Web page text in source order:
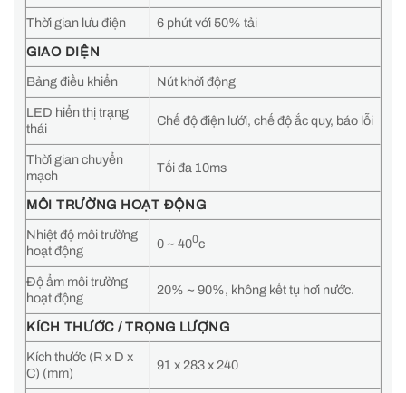
Thời gian lưu điện
6 phút với 50% tải
GIAO DIỆN
Bảng điều khiển Nút khởi động
LED hiển thị trạng
thái
Chế độ điện lưới, chế độ ắc quy, báo lỗi
Thời gian chuyển
mạch
Tối đa 10ms
MÔI TRƯỜNG HOẠT ĐỘNG
Nhiệt độ môi trường
hoạt động
0 ~ 400c
Độ ẩm môi trường
hoạt động
20% ~ 90%, không kết tụ hơi nước.
KÍCH THƯỚC / TRỌNG LƯỢNG
Kích thước (R x D x
C) (mm)
91 x 283 x 240